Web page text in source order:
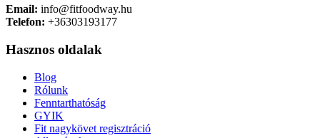
Email: info@fitfoodway.hu
Telefon: +36303193177
Hasznos oldalak
Blog
Rólunk
Fenntarthatóság
GYIK
Fit nagykövet regisztráció